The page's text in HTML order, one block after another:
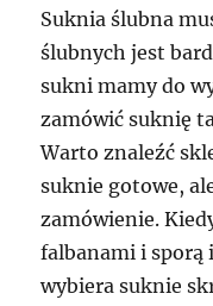
Suknia ślubna
ślubnych jest
sukni mamy do
zamówić suknię
Warto znaleźć
suknie gotowe,
zamówienie.
falbanami i sporą
wybiera suknie